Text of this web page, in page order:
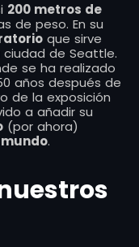
200 metros de
de peso. En su
que sirve
de Seattle.
se ha realizado
años después de
de la exposición
a añadir su
(por ahora)
.